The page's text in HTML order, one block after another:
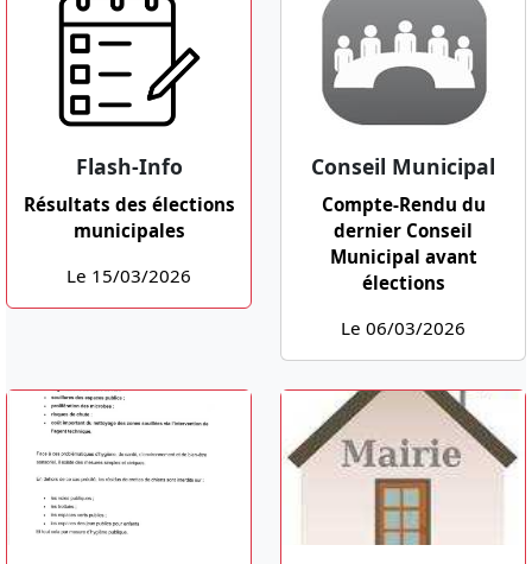
Flash-Info
Résultats des élections
municipales
Le 15/03/2026
Conseil Municipal
Compte-Rendu du
dernier Conseil
Municipal avant
élections
Le 06/03/2026